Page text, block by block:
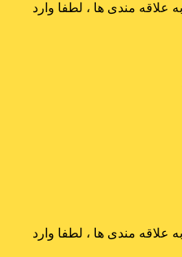
مندی ها ، لطفا وارد
مندی ها ، لطفا وارد